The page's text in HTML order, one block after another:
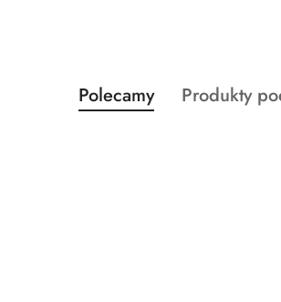
Pomiń karuzelę produktów
Produkty
o
Polecamy
Produkty
Produkty